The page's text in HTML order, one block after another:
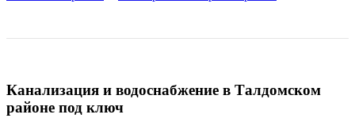
Канализация и водоснабжение в Талдомском
районе под ключ